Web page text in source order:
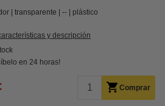
transparente -- plástico
y descripción
en 24 horas!
Comprar